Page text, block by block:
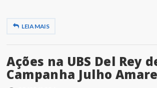
LEIA MAIS
Ações na UBS Del Rey
Campanha Julho